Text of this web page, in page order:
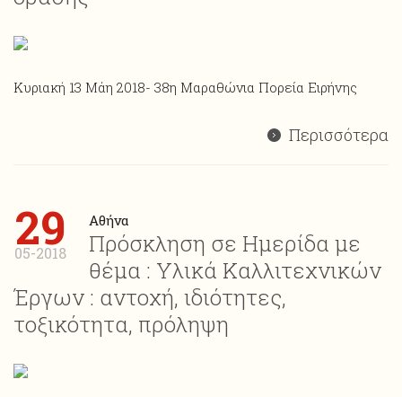
Κυριακή 13 Μάη 2018- 38η Μαραθώνια Πορεία Ειρήνης
Περισσότερα
29
05-2018
Αθήνα
Πρόσκληση σε Ημερίδα με
θέμα : Υλικά Καλλιτεχνικών
Έργων : αντοχή, ιδιότητες,
τοξικότητα, πρόληψη